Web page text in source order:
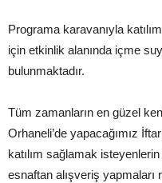
Programa karavanıyla
için etkinlik alanında içme
bulunmaktadır.
Tüm zamanların en güzel
Orhaneli’de yapacağımız
katılım sağlamak
esnaftan alışveriş yapmaları